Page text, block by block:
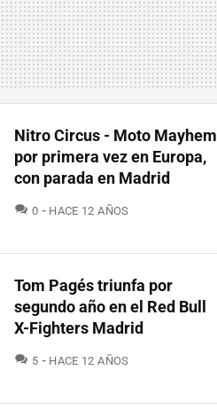
Nitro Circus - Moto Mayhem
por primera vez en Europa,
con parada en Madrid
0 COMENTARIOS
HACE 12 AÑOS
Tom Pagés triunfa por
segundo año en el Red Bull
X-Fighters Madrid
5 COMENTARIOS
HACE 12 AÑOS